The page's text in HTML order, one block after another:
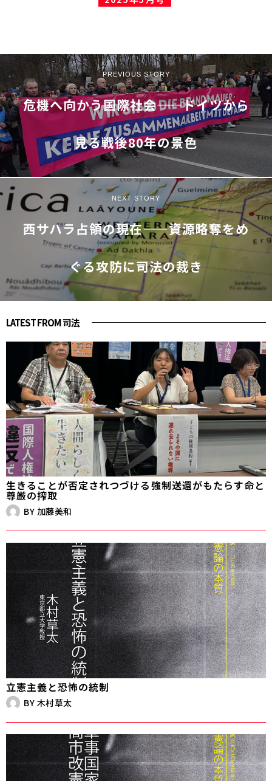
PREVIOUS STORY
危機へ向かう国際社会——ドイツから
見る戦後80年の景色
NEXT STORY
西サハラ占領の現在——資源略奪をめ
ぐる攻防に司法の裁き
LATEST FROM 司法
生きることが否定されつづける――強制送還がもたらす命と
尊厳の搾取
BY 加藤美和
立憲主義と恐怖の統制
BY 木村草太